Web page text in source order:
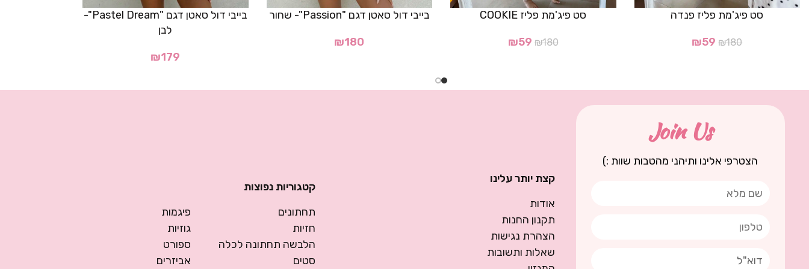
סט פיג'מת פליז פנדה
₪180
₪59
סט פיג'מת פליז COOKIE
₪180
₪59
בייבי דול סאטן דגם "Passion"- שחור
₪180
בייבי דול סאטן דגם "Pastel Dream"-
לבן
₪179
Join Us
הצטרפי אלינו ותיהני מהטבות שוות :)
קצת יותר עלינו
אודות
תקנון החנות
הצהרת נגישות
שאלות ותשובות
קטגוריות נפוצות
תחתונים
חזיות
הלבשה תחתונה לכלה
סטים
פיגמות
גוזיות
ספורט
אביזרים